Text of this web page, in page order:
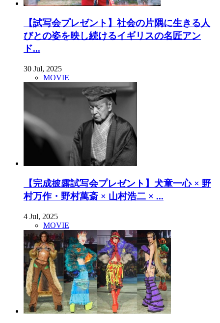
【試写会プレゼント】社会の片隅に生きる人
びとの姿を映し続けるイギリスの名匠アン
ド...
30 Jul, 2025
MOVIE
【完成披露試写会プレゼント】犬童一心 × 野
村万作・野村萬斎 × 山村浩二 × ...
4 Jul, 2025
MOVIE